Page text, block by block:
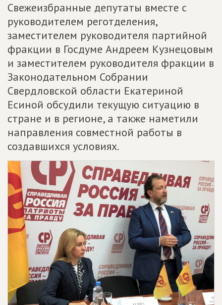
Свежеизбранные депутаты вместе с
руководителем реготделения,
заместителем руководителя партийной
фракции в Госдуме Андреем Кузнецовым
и заместителем руководителя фракции в
Законодательном Собрании
Свердловской области Екатериной
Есиной обсудили текущую ситуацию в
стране и в регионе, а также наметили
направления совместной работы в
создавшихся условиях.